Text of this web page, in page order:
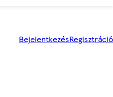
BejelentkezésRegisztráció